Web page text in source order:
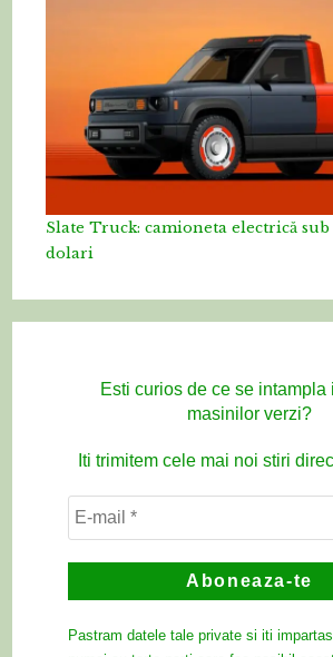
Slate Truck: camioneta electrică sub
dolari
Esti curios de ce se intampla
masinilor verzi?
Iti trimitem cele mai noi stiri
Pastram datele tale private si iti